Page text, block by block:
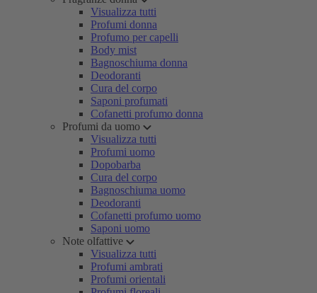
Visualizza tutti
Profumi donna
Profumo per capelli
Body mist
Bagnoschiuma donna
Deodoranti
Cura del corpo
Saponi profumati
Cofanetti profumo donna
Profumi da uomo
Visualizza tutti
Profumi uomo
Dopobarba
Cura del corpo
Bagnoschiuma uomo
Deodoranti
Cofanetti profumo uomo
Saponi uomo
Note olfattive
Visualizza tutti
Profumi ambrati
Profumi orientali